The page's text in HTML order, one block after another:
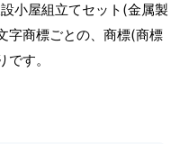
小屋組立てセット(金属製
字商標ごとの、商標(商標
す。